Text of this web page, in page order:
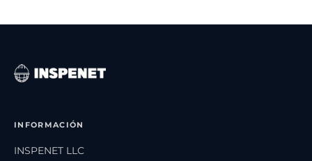
INFORMACIÓN
INSPENET LLC